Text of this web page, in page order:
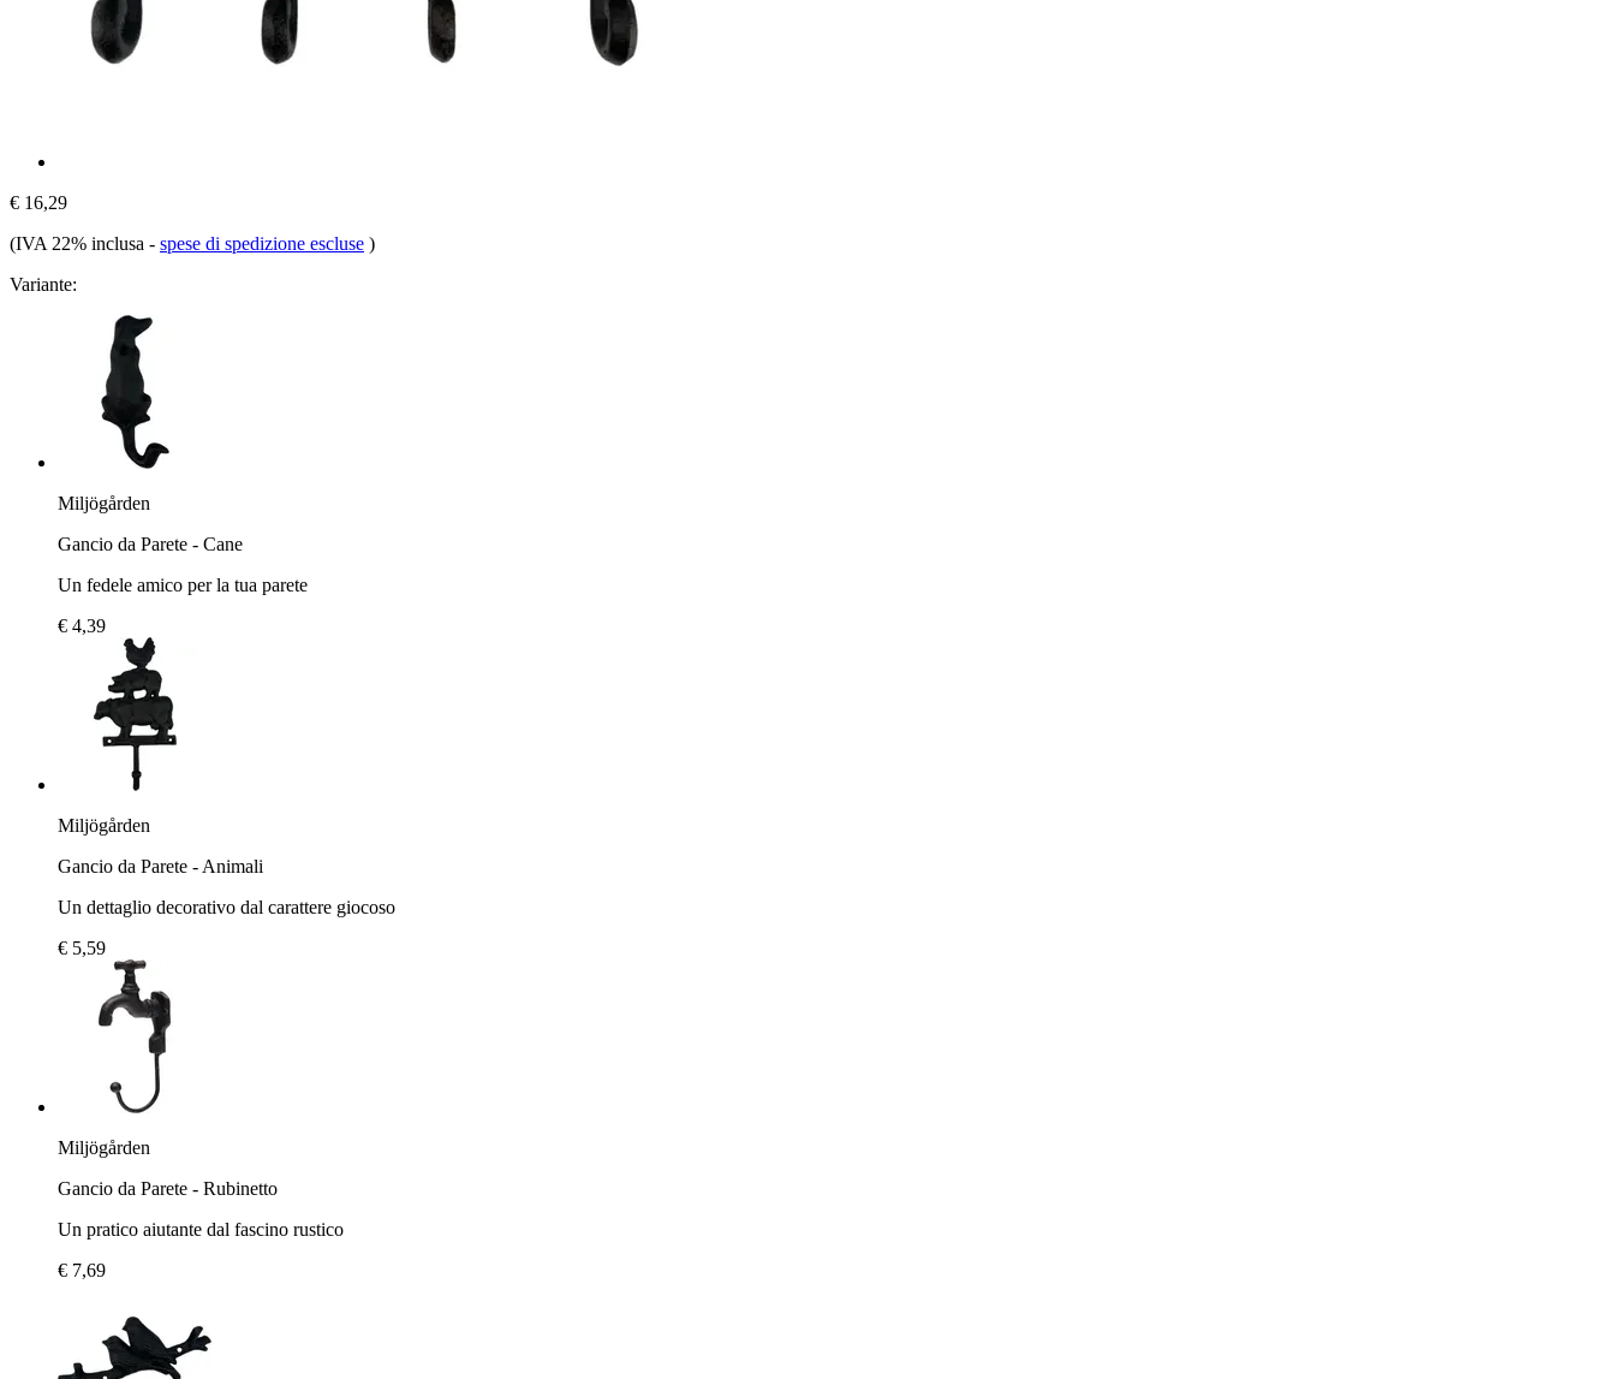
€ 16,29
(IVA 22% inclusa - spese di spedizione escluse )
Variante:
Miljögården
Gancio da Parete - Cane
Un fedele amico per la tua parete
€ 4,39
Miljögården
Gancio da Parete - Animali
Un dettaglio decorativo dal carattere giocoso
€ 5,59
Miljögården
Gancio da Parete - Rubinetto
Un pratico aiutante dal fascino rustico
€ 7,69